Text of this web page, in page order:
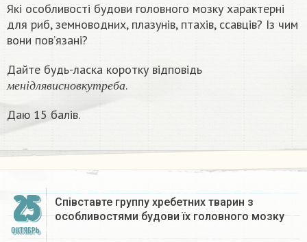
Які особливості будови головного мозку характерні
для риб, земноводних, плазунів, птахів, ссавців? Із чим
вони пов’язані?
Дайте будь-ласка коротку відповідь
ме н і дляв и с н о в к у т р е б а
менідлявиснов кутреба
.
Даю 15 балів.​
25
ОКТЯБРЬ
Співставте группу хребетних тварин з
особливостями будови їх головного мозку